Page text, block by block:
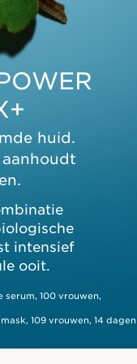
100 vrouwen,
109 vrouwen, 14 dagen
huid.
intensief
ooit.